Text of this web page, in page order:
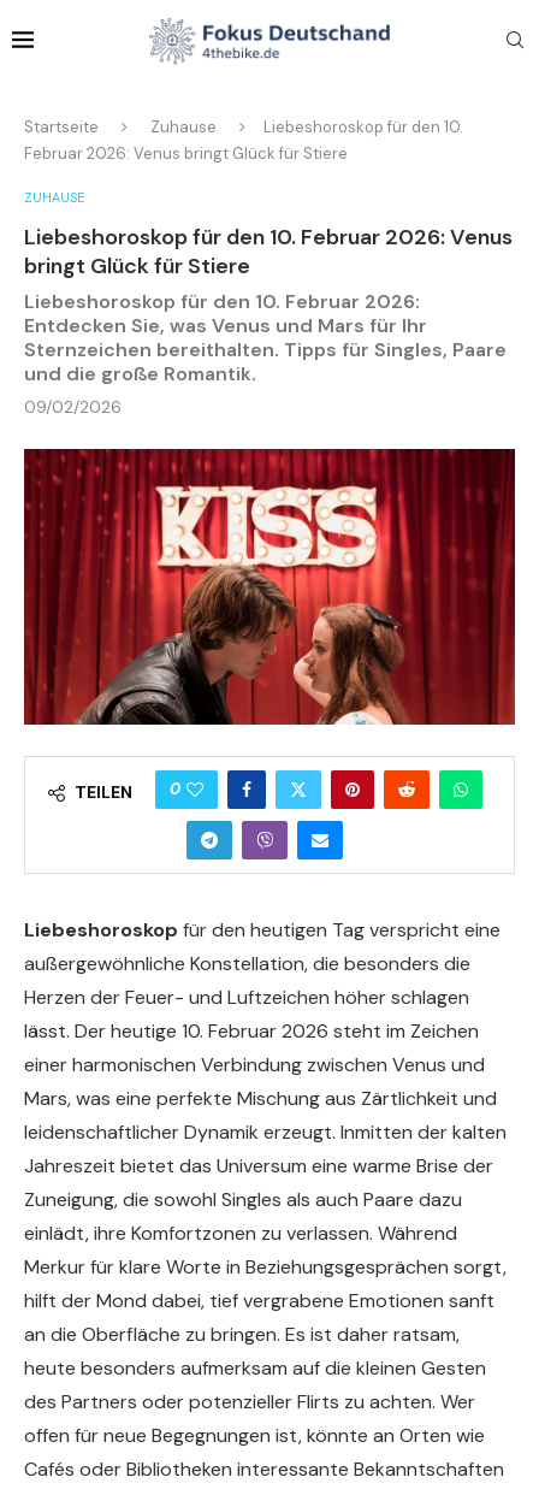
Startseite Zuhause
Liebeshoroskop für den 10.
Februar 2026: Venus bringt Glück für Stiere
ZUHAUSE
Liebeshoroskop für den 10. Februar 2026: Venus
bringt Glück für Stiere
Liebeshoroskop für den 10. Februar 2026:
Entdecken Sie, was Venus und Mars für Ihr
Sternzeichen bereithalten. Tipps für Singles, Paare
und die große Romantik.
09/02/2026
TEILEN 0
Liebeshoroskop für den heutigen Tag verspricht eine
außergewöhnliche Konstellation, die besonders die
Herzen der Feuer- und Luftzeichen höher schlagen
lässt. Der heutige 10. Februar 2026 steht im Zeichen
einer harmonischen Verbindung zwischen Venus und
Mars, was eine perfekte Mischung aus Zärtlichkeit und
leidenschaftlicher Dynamik erzeugt. Inmitten der kalten
Jahreszeit bietet das Universum eine warme Brise der
Zuneigung, die sowohl Singles als auch Paare dazu
einlädt, ihre Komfortzonen zu verlassen. Während
Merkur für klare Worte in Beziehungsgesprächen sorgt,
hilft der Mond dabei, tief vergrabene Emotionen sanft
an die Oberfläche zu bringen. Es ist daher ratsam,
heute besonders aufmerksam auf die kleinen Gesten
des Partners oder potenzieller Flirts zu achten. Wer
offen für neue Begegnungen ist, könnte an Orten wie
Cafés oder Bibliotheken interessante Bekanntschaften